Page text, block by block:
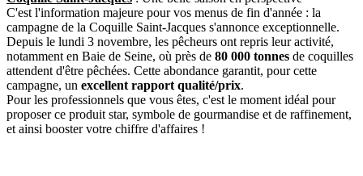
C'est l'information majeure pour vos menus de fin d'année : la
campagne de la Coquille Saint-Jacques s'annonce exceptionnelle.
Depuis le lundi 3 novembre, les pêcheurs ont repris leur activité,
notamment en Baie de Seine, où près de 80 000 tonnes de coquilles
attendent d'être pêchées. Cette abondance garantit, pour cette
campagne, un excellent rapport qualité/prix.
Pour les professionnels que vous êtes, c'est le moment idéal pour
proposer ce produit star, symbole de gourmandise et de raffinement,
et ainsi booster votre chiffre d'affaires !